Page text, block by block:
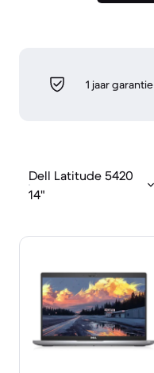
1 jaar garantie
Dell Latitude 5420
14"